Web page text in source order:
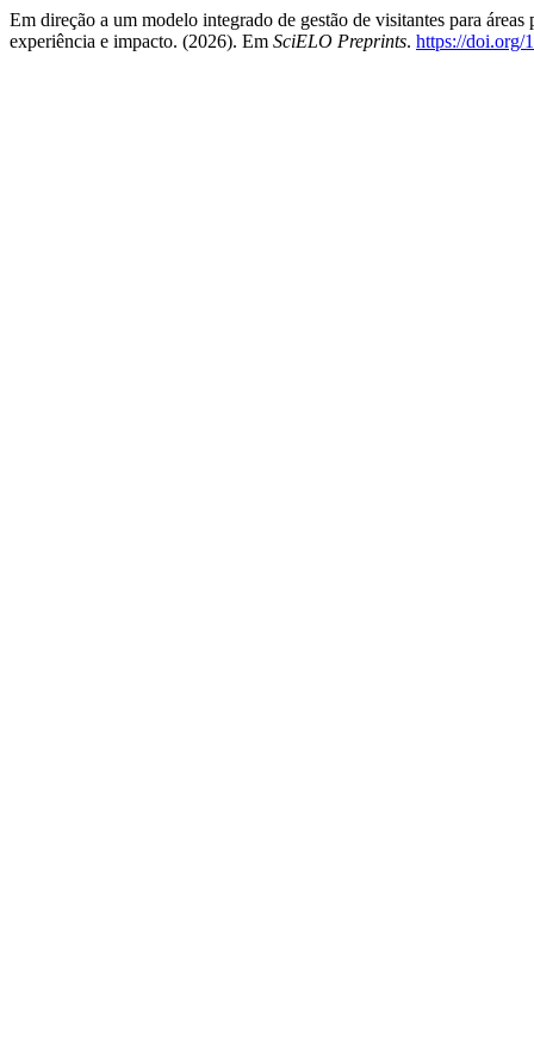
Em direção a um modelo integrado de gestão de visitantes para
experiência e impacto. (2026). Em SciELO Preprints. https://doi.org/